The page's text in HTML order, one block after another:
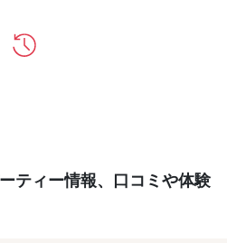
ティー情報、口コミや体験